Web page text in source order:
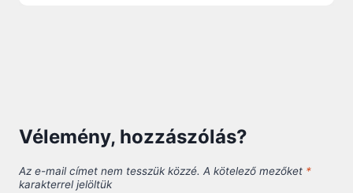
Vélemény, hozzászólás?
Az e-mail címet nem tesszük közzé. A kötelező mezőket *
karakterrel jelöltük